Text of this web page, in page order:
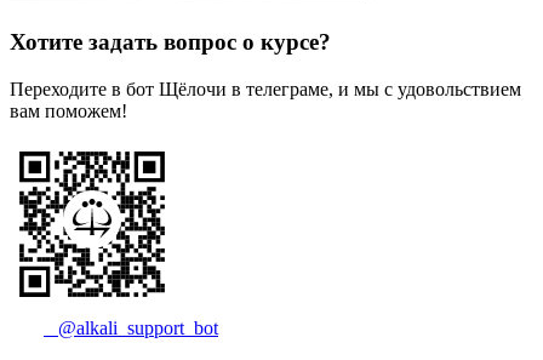
Хотите задать вопрос о курсе?
Переходите в бот Щёлочи в телеграме, и мы с удовольствием
вам поможем!
@alkali_support_bot